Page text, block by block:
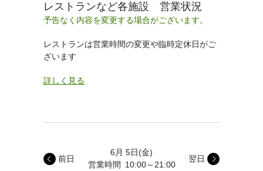
レストランなど各施設 営業状況
予告なく内容を変更する場合がございます。
レストランは営業時間の変更や臨時定休日がご
ざいます
詳しく見る
6月 5日(金)
営業時間
10:00～21:00
前日 翌日